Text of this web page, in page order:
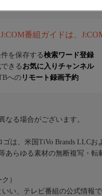
J:COM番組ガイドは、
を保存する検索ワード登録
きる お気に入りチャンネル
への リモート録画予約
なる場合がございます。
は、米国TiVo Brands LLC
らゆる素材の無断複写・転
）
い、テレビ番組の公式情報